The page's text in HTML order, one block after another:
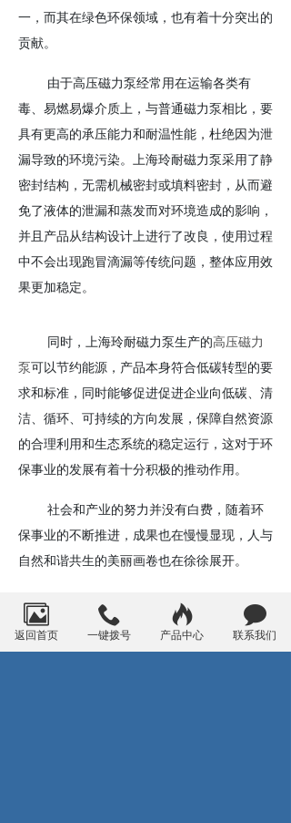
一，而其在绿色环保领域，也有着十分突出的
贡献。
由于高压磁力泵经常用在运输各类有
毒、易燃易爆介质上，与普通磁力泵相比，要
具有更高的承压能力和耐温性能，杜绝因为泄
漏导致的环境污染。上海玲耐磁力泵采用了静
密封结构，无需机械密封或填料密封，从而避
免了液体的泄漏和蒸发而对环境造成的影响，
并且产品从结构设计上进行了改良，使用过程
中不会出现跑冒滴漏等传统问题，整体应用效
果更加稳定。
同时，上海玲耐磁力泵生产的高压磁力
泵可以节约能源，产品本身符合低碳转型的要
求和标准，同时能够促进促进企业向低碳、清
洁、循环、可持续的方向发展，保障自然资源
的合理利用和生态系统的稳定运行，这对于环
保事业的发展有着十分积极的推动作用。
社会和产业的努力并没有白费，随着环
保事业的不断推进，成果也在慢慢显现，人与
自然和谐共生的美丽画卷也在徐徐展开。
我们与自然环境休戚与共，而人类的可
贵之处在于能够运用智慧去承担起自然发展的
返回首页 一键拨号 产品中心 联系我们